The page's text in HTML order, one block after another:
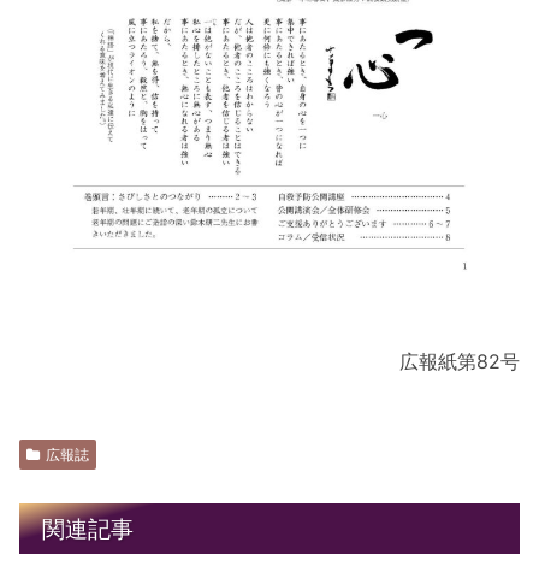
広報紙第82号
広報誌
関連記事